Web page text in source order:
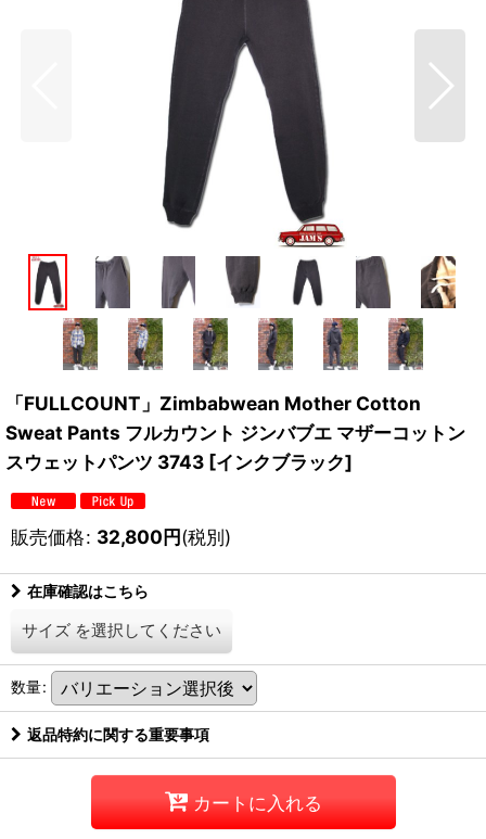
「FULLCOUNT」Zimbabwean Mother Cotton
Sweat Pants フルカウント ジンバブエ マザーコットン
スウェットパンツ 3743 [インクブラック]
販売価格: 32,800円(税別)
在庫確認はこちら
サイズ を選択してください
数量:
返品特約に関する重要事項
カートに入れる